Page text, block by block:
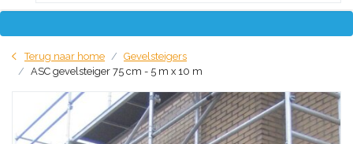
Terug naar home
Gevelsteigers
ASC gevelsteiger 75 cm - 5 m x 10 m